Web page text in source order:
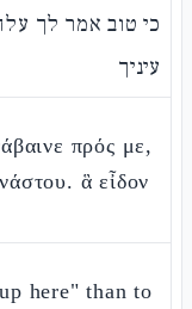
כי טוב אמר לך
עיניך
πρός με,
ἃ εἶδον
here" than to